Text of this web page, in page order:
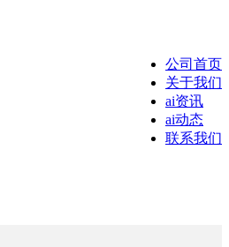
公司首页
关于我们
ai资讯
ai动态
联系我们